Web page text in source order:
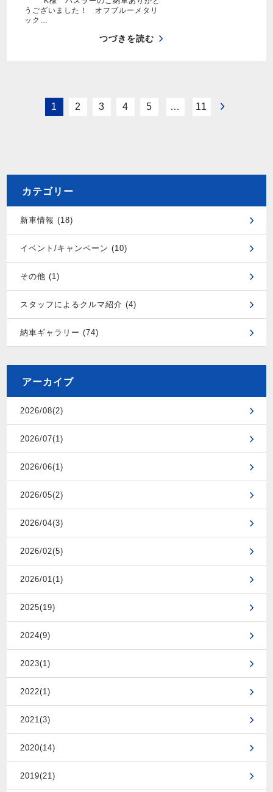
うございました！ オフブルーメタリ
ック…
つづきを読む
1 2 3 4 5 … 11
カテゴリー
新車情報 (18)
イベント/キャンペーン (10)
その他 (1)
スタッフによるクルマ紹介 (4)
納車ギャラリー (74)
アーカイブ
2026/08(2)
2026/07(1)
2026/06(1)
2026/05(2)
2026/04(3)
2026/02(5)
2026/01(1)
2025(19)
2024(9)
2023(1)
2022(1)
2021(3)
2020(14)
2019(21)